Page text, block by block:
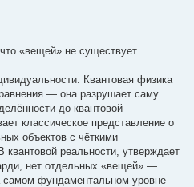
«вещей» не существует
Квантовая физика
— она разрушает саму
до квантовой
классическое представление о
объектов с чёткими
квантовой реальности, утверждает
нет отдельных «вещей» —
самом фундаментальном уровне